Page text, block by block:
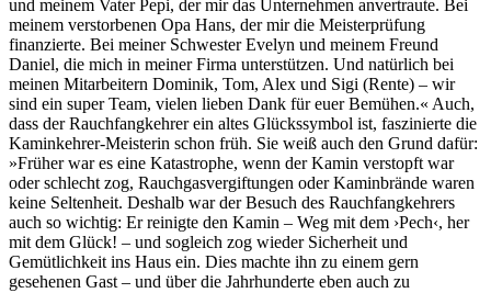
und meinem Vater Pepi, der mir das Unternehmen anvertraute. Bei
meinem verstorbenen Opa Hans, der mir die Meisterprüfung
finanzierte. Bei meiner Schwester Evelyn und meinem Freund
Daniel, die mich in meiner Firma unterstützen. Und natürlich bei
meinen Mitarbeitern Dominik, Tom, Alex und Sigi (Rente) – wir
sind ein super Team, vielen lieben Dank für euer Bemühen.« Auch,
dass der Rauchfangkehrer ein altes Glückssymbol ist, faszinierte die
Kaminkehrer-Meisterin schon früh. Sie weiß auch den Grund dafür:
»Früher war es eine Katastrophe, wenn der Kamin verstopft war
oder schlecht zog, Rauchgasvergiftungen oder Kaminbrände waren
keine Seltenheit. Deshalb war der Besuch des Rauchfangkehrers
auch so wichtig: Er reinigte den Kamin – Weg mit dem ›Pech‹, her
mit dem Glück! – und sogleich zog wieder Sicherheit und
Gemütlichkeit ins Haus ein. Dies machte ihn zu einem gern
gesehenen Gast – und über die Jahrhunderte eben auch zu